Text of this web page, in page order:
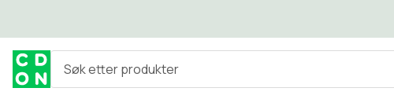
Søk etter produkter